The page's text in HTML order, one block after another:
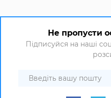
Не пропусти
Підписуйся на наші